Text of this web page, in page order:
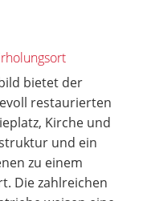
bietet der
restaurierten
Kirche und
und ein
zu einem
Die zahlreichen